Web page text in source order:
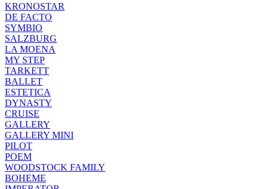
KRONOSTAR
DE FACTO
SYMBIO
SALZBURG
LA MOENA
MY STEP
TARKETT
BALLET
ESTETICA
DYNASTY
CRUISE
GALLERY
GALLERY MINI
PILOT
POEM
WOODSTOCK FAMILY
BOHEME